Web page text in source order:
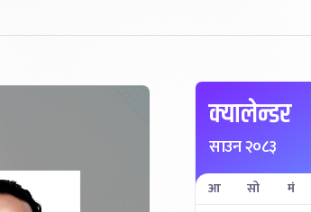
क्यालेन्डर
साउन २०८३
आ सो मं